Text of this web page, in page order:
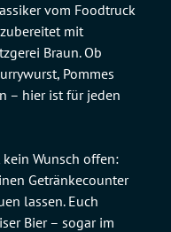
vom Foodtruck
mit
Braun. Ob
Pommes
– hier ist für jeden
Wunsch offen:
Getränkecounter
lassen. Euch
Bier – sogar im